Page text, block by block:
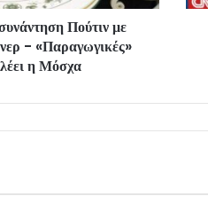
Πούτιν με
- «Παραγωγικές»
η Μόσχα